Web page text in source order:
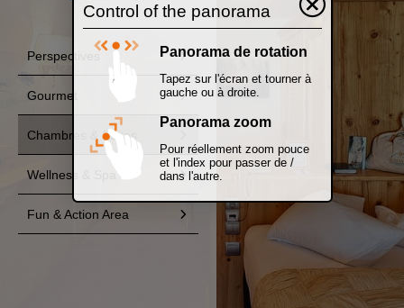
Perspectives
Gourmet
Chambres & Suites
Wellness & Spa
Fun & Action Area
Control of the panorama
Panorama de rotation
Tapez sur l'écran et tourner à
gauche ou à droite.
Panorama zoom
Pour réellement zoom pouce
et l'index pour passer de /
dans l'autre.